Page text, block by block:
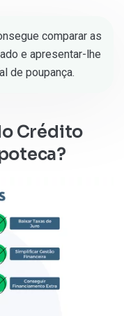
comparar as
e apresentar-lhe
de poupança.
Crédito